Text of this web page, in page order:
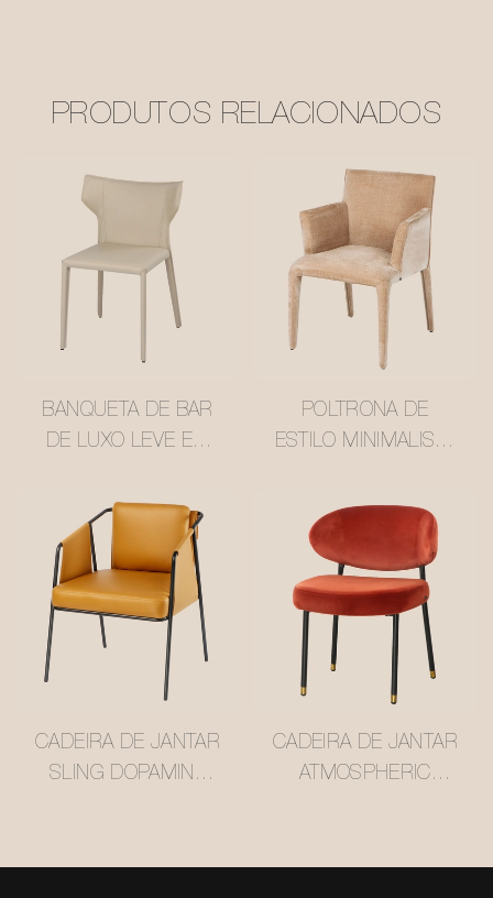
PRODUTOS RELACIONADOS
BANQUETA DE BAR
DE LUXO LEVE EM
#M2039
POLTRONA DE
ESTILO MINIMALISTA
CADEIRA DE JANTAR
SLING DOPAMINE
CADEIRA DE JANTAR
ATMOSPHERIC